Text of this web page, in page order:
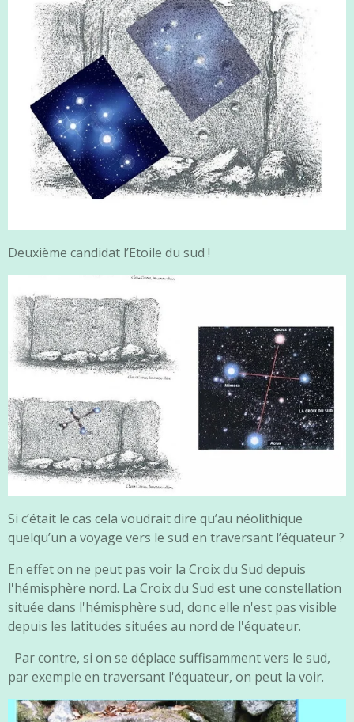
Deuxième candidat l’Etoile du sud !
Si c’était le cas cela voudrait dire qu’au néolithique
quelqu’un a voyage vers le sud en traversant l’équateur ?
En effet on ne peut pas voir la Croix du Sud depuis
l'hémisphère nord. La Croix du Sud est une constellation
située dans l'hémisphère sud, donc elle n'est pas visible
depuis les latitudes situées au nord de l'équateur.
Par contre, si on se déplace suffisamment vers le sud,
par exemple en traversant l'équateur, on peut la voir.